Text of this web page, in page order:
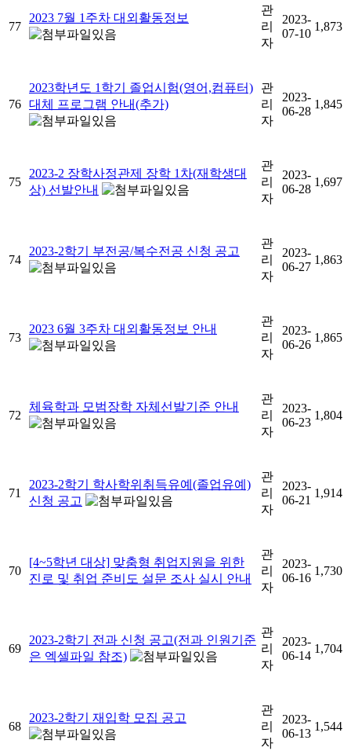
77
2023 7월 1주차 대외활동정보
관
리
자
2023-
07-10
1,873
76
2023학년도 1학기 졸업시험(영어,컴퓨터)
대체 프로그램 안내(추가)
관
리
자
2023-
06-28
1,845
75
2023-2 장학사정관제 장학 1차(재학생대
상) 선발안내
관
리
자
2023-
06-28
1,697
74
2023-2학기 부전공/복수전공 신청 공고
관
리
자
2023-
06-27
1,863
73
2023 6월 3주차 대외활동정보 안내
관
리
자
2023-
06-26
1,865
72
체육학과 모범장학 자체선발기준 안내
관
리
자
2023-
06-23
1,804
71
2023-2학기 학사학위취득유예(졸업유예)
신청 공고
관
리
자
2023-
06-21
1,914
70
[4~5학년 대상] 맞춤형 취업지원을 위한
진로 및 취업 준비도 설문 조사 실시 안내
관
리
자
2023-
06-16
1,730
69
2023-2학기 전과 신청 공고(전과 인원기준
은 엑셀파일 참조)
관
리
자
2023-
06-14
1,704
68
2023-2학기 재입학 모집 공고
관
리
자
2023-
06-13
1,544